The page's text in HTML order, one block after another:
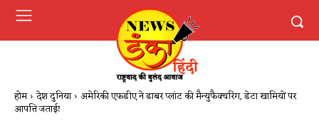
होम देश दुनिया अमेरिकी एफडीए ने डाबर प्लांट की मैन्युफैक्चरिंग, डेटा खामियों पर
आपत्ति जताई!